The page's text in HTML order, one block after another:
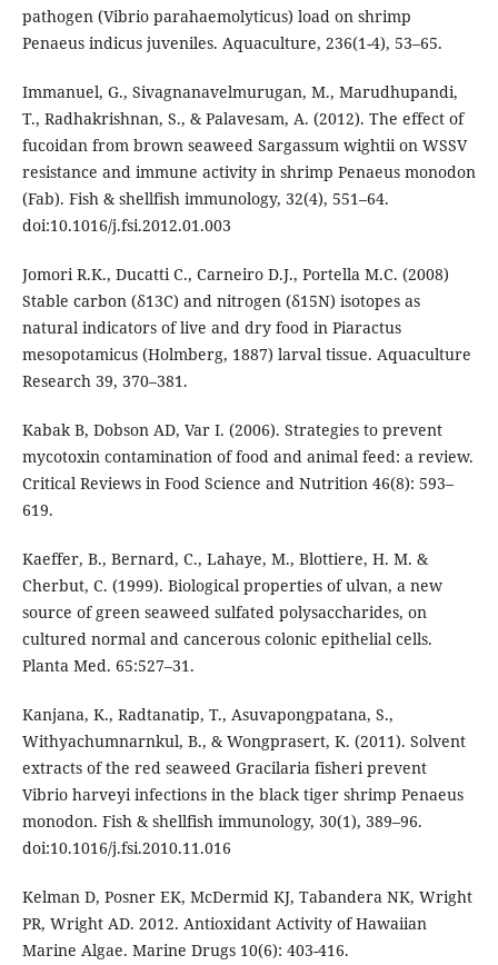
pathogen (Vibrio parahaemolyticus) load on shrimp
Penaeus indicus juveniles. Aquaculture, 236(1-4), 53–65.
Immanuel, G., Sivagnanavelmurugan, M., Marudhupandi,
T., Radhakrishnan, S., & Palavesam, A. (2012). The effect of
fucoidan from brown seaweed Sargassum wightii on WSSV
resistance and immune activity in shrimp Penaeus monodon
(Fab). Fish & shellfish immunology, 32(4), 551–64.
doi:10.1016/j.fsi.2012.01.003
Jomori R.K., Ducatti C., Carneiro D.J., Portella M.C. (2008)
Stable carbon (δ13C) and nitrogen (δ15N) isotopes as
natural indicators of live and dry food in Piaractus
mesopotamicus (Holmberg, 1887) larval tissue. Aquaculture
Research 39, 370–381.
Kabak B, Dobson AD, Var I. (2006). Strategies to prevent
mycotoxin contamination of food and animal feed: a review.
Critical Reviews in Food Science and Nutrition 46(8): 593–
619.
Kaeffer, B., Bernard, C., Lahaye, M., Blottiere, H. M. &
Cherbut, C. (1999). Biological properties of ulvan, a new
source of green seaweed sulfated polysaccharides, on
cultured normal and cancerous colonic epithelial cells.
Planta Med. 65:527–31.
Kanjana, K., Radtanatip, T., Asuvapongpatana, S.,
Withyachumnarnkul, B., & Wongprasert, K. (2011). Solvent
extracts of the red seaweed Gracilaria fisheri prevent
Vibrio harveyi infections in the black tiger shrimp Penaeus
monodon. Fish & shellfish immunology, 30(1), 389–96.
doi:10.1016/j.fsi.2010.11.016
Kelman D, Posner EK, McDermid KJ, Tabandera NK, Wright
PR, Wright AD. 2012. Antioxidant Activity of Hawaiian
Marine Algae. Marine Drugs 10(6): 403-416.